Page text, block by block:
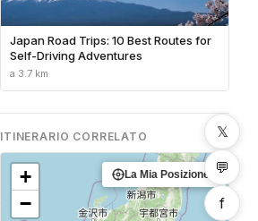
Japan Road Trips: 10 Best Routes for
Self-Driving Adventures
a 3.7 km
ITINERARIO CORRELATO
+
−
La Mia Posizione
𝕏
💬
f